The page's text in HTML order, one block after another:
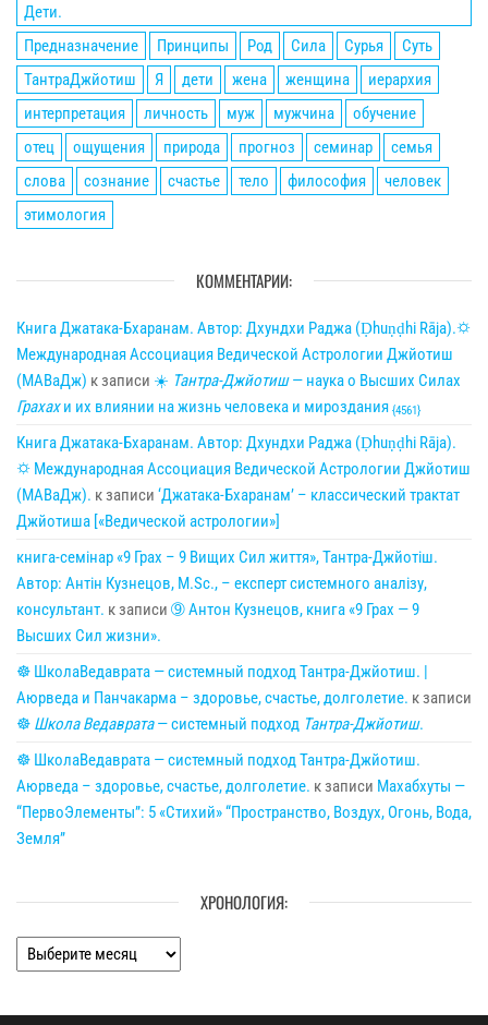
Дети.
Предназначение
Принципы Род Сила Сурья
Суть
ТантраДжйотиш
Я дети жена женщина
иерархия
интерпретация
личность муж мужчина
обучение
отец
ощущения природа прогноз семинар
семья
слова
сознание счастье тело философия
человек
этимология
КОММЕНТАРИИ:
Книга Джатака-Бхаранам. Автор: Дхундхи Раджа (Ḍhuṇḍhi Rāja).🌣
Международная Ассоциация Ведической Астрологии Джйотиш
(МАВаДж) к записи ☀ Тантра-Джйотиш— наука о Высших Силах
Грахахи их влиянии на жизнь человека и мироздания {4561}
Книга Джатака-Бхаранам. Автор: Дхундхи Раджа (Ḍhuṇḍhi Rāja).
🌣 Международная Ассоциация Ведической Астрологии Джйотиш
(МАВаДж). к записи ‘Джатака-Бхаранам’ – классический трактат
Джйотиша [«Ведической астрологии»]
книга-семінар «9 Грах – 9 Вищих Сил життя», Тантра-Джйотіш.
Автор: Антін Кузнецов, M.Sc., – експерт системного аналізу,
консультант. к записи ➈ Антон Кузнецов, книга «9 Грах — 9
Высших Сил жизни».
☸ ШколаВедаврата — системный подход Тантра-Джйотиш. |
Аюрведа и Панчакарма – здоровье, счастье, долголетие. к записи
☸ Школа Ведаврата— системный подход Тантра-Джйотиш.
☸ ШколаВедаврата — системный подход Тантра-Джйотиш.
Аюрведа – здоровье, счастье, долголетие. к записи Махабхуты —
“ПервоЭлементы”: 5 «Стихий» “Пространство, Воздух, Огонь, Вода,
Земля”
ХРОНОЛОГИЯ:
Хронология: